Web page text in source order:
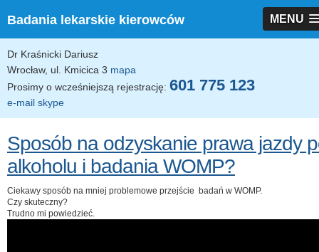
Badania lekarskie kierowców MENU
Dr Kraśnicki Dariusz
Wrocław, ul. Kmicica 3 mapa
Prosimy o wcześniejszą rejestrację: 601 775 123
e-mail skype
Sposób na odzyskanie prawa jazdy
alkoholu i badania WOMP?
Ciekawy sposób na mniej problemowe przejście badań w WOMP.
Czy skuteczny?
Trudno mi powiedzieć.